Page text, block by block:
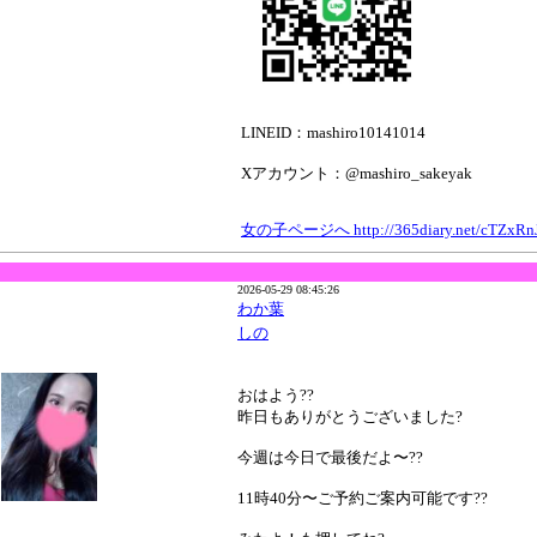
LINEID：mashiro10141014
Xアカウント：@mashiro_sakeyak
女の子ページへ http://365diary.net/
2026-05-29 08:45:26
わか葉
しの
おはよう??
昨日もありがとうございました?
今週は今日で最後だよ〜??
11時40分〜ご予約ご案内可能です??